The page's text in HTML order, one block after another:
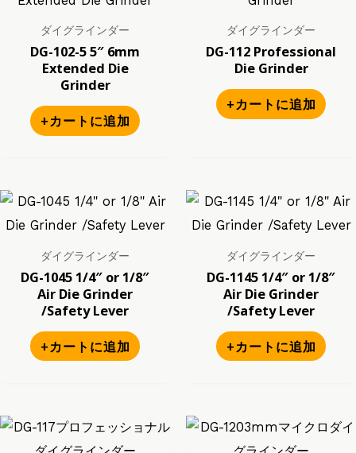
ダイグラインダー
DG-102-5 5″ 6mm
Extended Die
Grinder
+カートに追加
ダイグラインダー
DG-112 Professional
Die Grinder
+カートに追加
ダイグラインダー
DG-1045 1/4″ or 1/8″
Air Die Grinder
/Safety Lever
+カートに追加
ダイグラインダー
DG-1145 1/4″ or 1/8″
Air Die Grinder
/Safety Lever
+カートに追加